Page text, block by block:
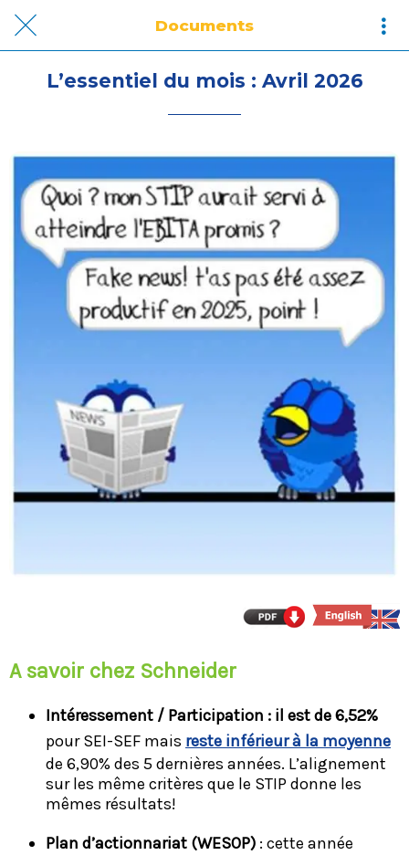
Documents
L’essentiel du mois : Avril 2026
A savoir chez Schneider
Intéressement / Participation : il est de 6,52%
pour SEI-SEF mais reste inférieur à la moyenne
de 6,90% des 5 dernières années. L’alignement
sur les même critères que le STIP donne les
mêmes résultats!
Plan d’actionnariat (WESOP) : cette année